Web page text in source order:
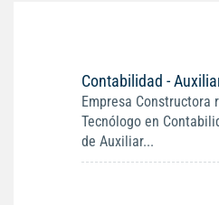
Contabilidad -
Empresa Constructora
Tecnólogo en
de Auxiliar...